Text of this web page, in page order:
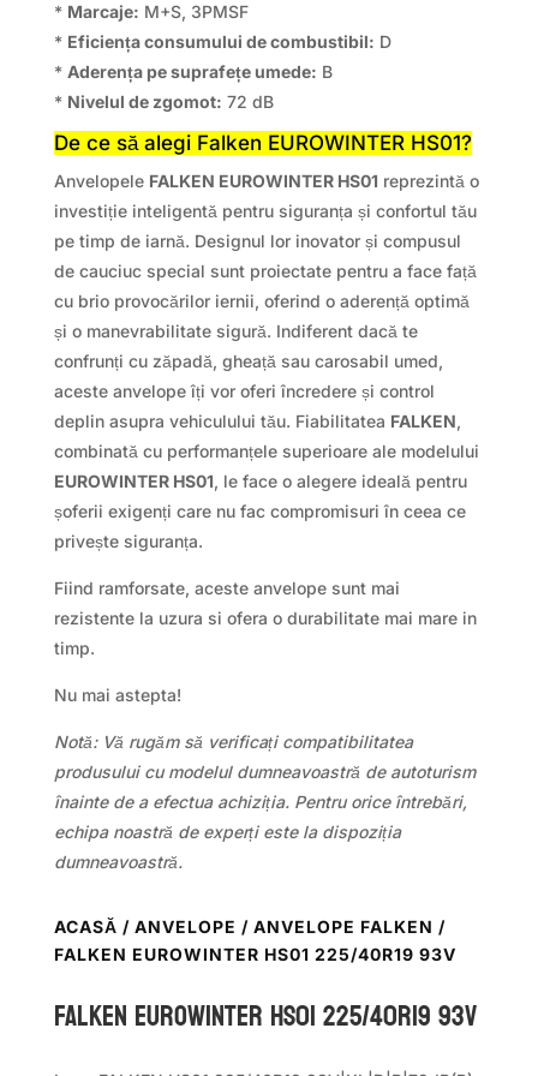
* Marcaje: M+S, 3PMSF
* Eficiența consumului de combustibil: D
* Aderența pe suprafețe umede: B
* Nivelul de zgomot: 72 dB
De ce să alegi Falken EUROWINTER HS01?
Anvelopele FALKEN EUROWINTER HS01 reprezintă o
investiție inteligentă pentru siguranța și confortul tău
pe timp de iarnă. Designul lor inovator și compusul
de cauciuc special sunt proiectate pentru a face față
cu brio provocărilor iernii, oferind o aderență optimă
și o manevrabilitate sigură. Indiferent dacă te
confrunți cu zăpadă, gheață sau carosabil umed,
aceste anvelope îți vor oferi încredere și control
deplin asupra vehiculului tău. Fiabilitatea FALKEN,
combinată cu performanțele superioare ale modelului
EUROWINTER HS01, le face o alegere ideală pentru
șoferii exigenți care nu fac compromisuri în ceea ce
privește siguranța.
Fiind ramforsate, aceste anvelope sunt mai
rezistente la uzura si ofera o durabilitate mai mare in
timp.
Nu mai astepta!
Notă: Vă rugăm să verificați compatibilitatea
produsului cu modelul dumneavoastră de autoturism
înainte de a efectua achiziția. Pentru orice întrebări,
echipa noastră de experți este la dispoziția
dumneavoastră.
ACASĂ / ANVELOPE / ANVELOPE FALKEN /
FALKEN EUROWINTER HS01 225/40R19 93V
Falken EUROWINTER HS01 225/40R19 93V